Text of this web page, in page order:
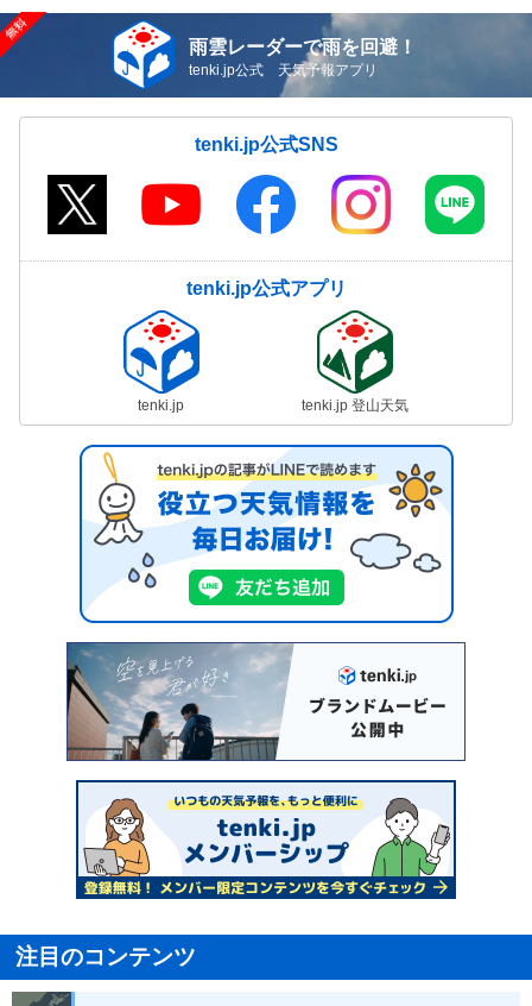
雨雲レーダーで雨を回避！
tenki.jp公式 天気予報アプリ
tenki.jp公式SNS
tenki.jp公式アプリ
tenki.jp tenki.jp 登山天気
注目のコンテンツ